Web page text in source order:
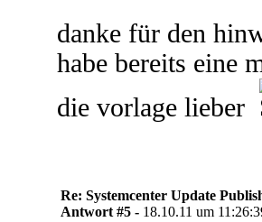
danke für den
habe bereits eine
die vorlage lieber
Re: Systemcenter Update
Antwort #5 - 18.10.11 um